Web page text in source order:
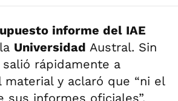
informe del IAE
Universidad Austral. Sin
rápidamente a
y aclaró que “ni el
informes oficiales”.